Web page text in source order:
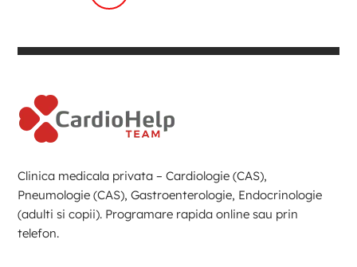
Clinica medicala privata – Cardiologie (CAS),
Pneumologie (CAS), Gastroenterologie, Endocrinologie
(adulti si copii). Programare rapida online sau prin
telefon.